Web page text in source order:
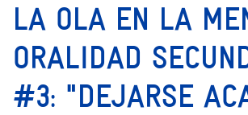
LA OLA EN LA
ORALIDAD
#3: "DEJARSE